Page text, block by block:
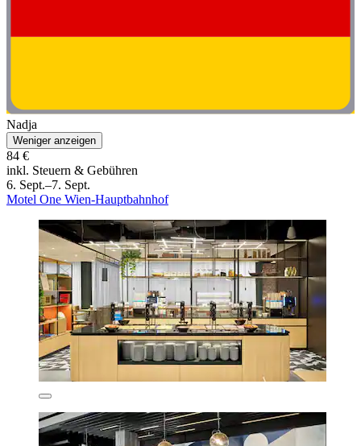
Nadja
Weniger anzeigen
84 €
inkl. Steuern & Gebühren
6. Sept.–7. Sept.
Motel One Wien-Hauptbahnhof